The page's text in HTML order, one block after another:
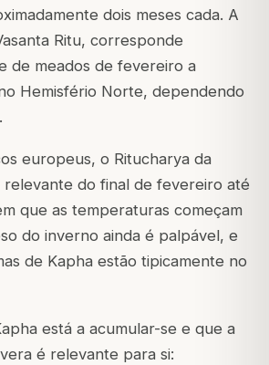
dois meses cada. A
Ritu, corresponde
de meados de fevereiro a
Hemisfério Norte, dependendo
europeus, o Ritucharya da
relevante do final de fevereiro até
que as temperaturas começam
do inverno ainda é palpável, e
de Kapha estão tipicamente no
está a acumular-se e que a
é relevante para si: